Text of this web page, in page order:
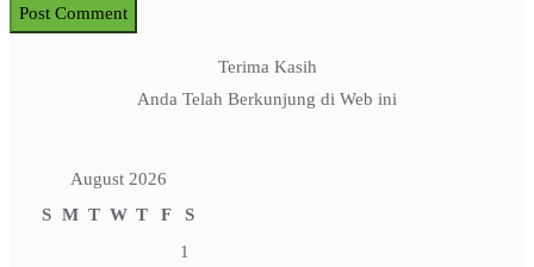
Terima Kasih
Anda Telah Berkunjung di Web ini
August 2026
S M T W T F
S
1